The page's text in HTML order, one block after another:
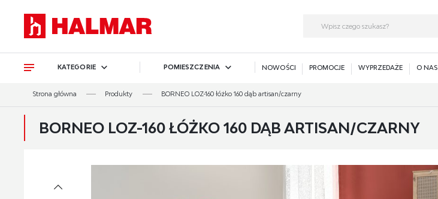
KATEGORIE POMIESZCZENIA NOWOŚCI PROMOCJE WYPRZEDAŻE O NAS
Strona główna Produkty BORNEO LOZ-160 łóżko 160 dąb artisan/czarny
BORNEO LOZ-160 ŁÓŻKO 160 DĄB ARTISAN/CZARNY